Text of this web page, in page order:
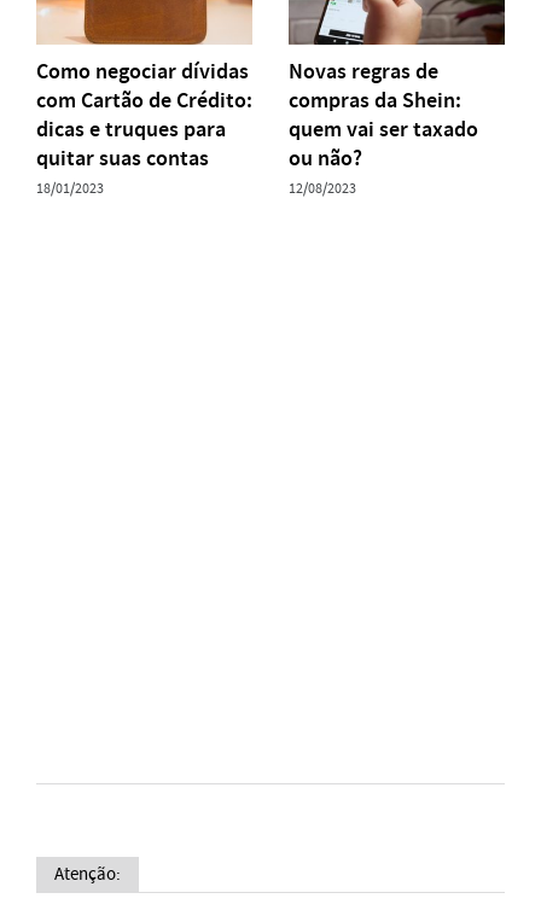
Como negociar dívidas
com Cartão de Crédito:
dicas e truques para
quitar suas contas
18/01/2023
Novas regras de
compras da Shein:
quem vai ser taxado
ou não?
12/08/2023
Atenção: